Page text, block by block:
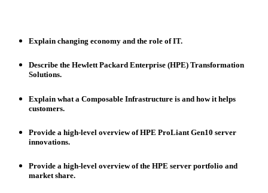
Explain changing economy and the role of IT.
Describe the Hewlett Packard Enterprise (HPE) Transformation
Solutions.
Explain what a Composable Infrastructure is and how it helps
customers.
Provide a high-level overview of HPE ProLiant Gen10 server
innovations.
Provide a high-level overview of the HPE server portfolio and
market share.